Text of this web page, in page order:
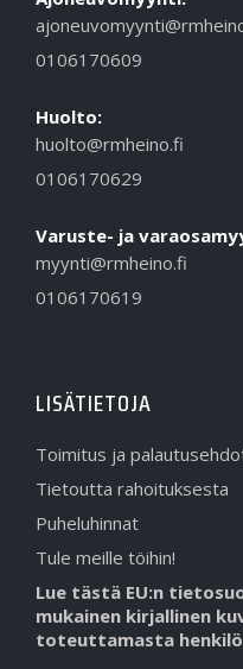
0106170609
Huolto:
huolto@rmheino.fi
0106170629
Varuste- ja
myynti@rmheino.fi
0106170619
LISÄTIETOJA
Toimitus ja
Tietoutta rahoituksesta
Puheluhinnat
Tule meille töihin!
Lue tästä EU:n
mukainen kirjallinen
toteuttamasta